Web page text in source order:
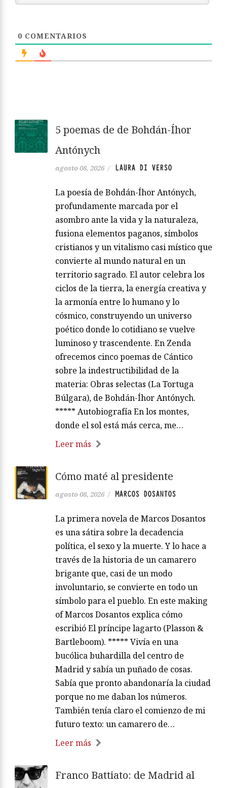
0 COMENTARIOS
5 poemas de de Bohdán-Íhor
Antónych
agosto 08, 2026 / LAURA DI VERSO
La poesía de Bohdán-Íhor Antónych,
profundamente marcada por el
asombro ante la vida y la naturaleza,
fusiona elementos paganos, símbolos
cristianos y un vitalismo casi místico que
convierte al mundo natural en un
territorio sagrado. El autor celebra los
ciclos de la tierra, la energía creativa y
la armonía entre lo humano y lo
cósmico, construyendo un universo
poético donde lo cotidiano se vuelve
luminoso y trascendente. En Zenda
ofrecemos cinco poemas de Cántico
sobre la indestructibilidad de la
materia: Obras selectas (La Tortuga
Búlgara), de Bohdán-Íhor Antónych.
***** Autobiografía En los montes,
donde el sol está más cerca, me…
Leer más
Cómo maté al presidente
agosto 08, 2026 / MARCOS DOSANTOS
La primera novela de Marcos Dosantos
es una sátira sobre la decadencia
política, el sexo y la muerte. Y lo hace a
través de la historia de un camarero
brigante que, casi de un modo
involuntario, se convierte en todo un
símbolo para el pueblo. En este making
of Marcos Dosantos explica cómo
escribió El príncipe lagarto (Plasson &
Bartleboom). ***** Vivía en una
bucólica buhardilla del centro de
Madrid y sabía un puñado de cosas.
Sabía que pronto abandonaría la ciudad
porque no me daban los números.
También tenía claro el comienzo de mi
futuro texto: un camarero de…
Leer más
Franco Battiato: de Madrid al